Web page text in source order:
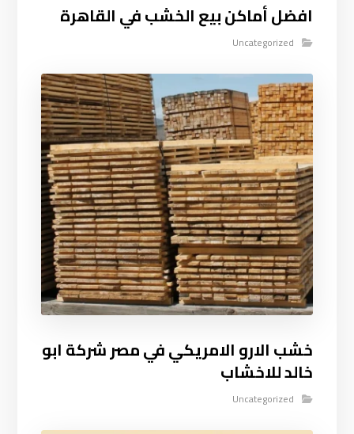
افضل أماكن بيع الخشب في القاهرة
Uncategorized
خشب الارو الامريكي في مصر شركة ابو
خالد للاخشاب
Uncategorized